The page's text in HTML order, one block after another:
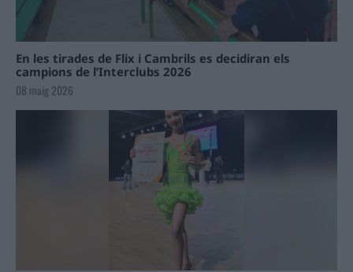
En les tirades de Flix i Cambrils es decidiran els
campions de l’Interclubs 2026
08 maig 2026